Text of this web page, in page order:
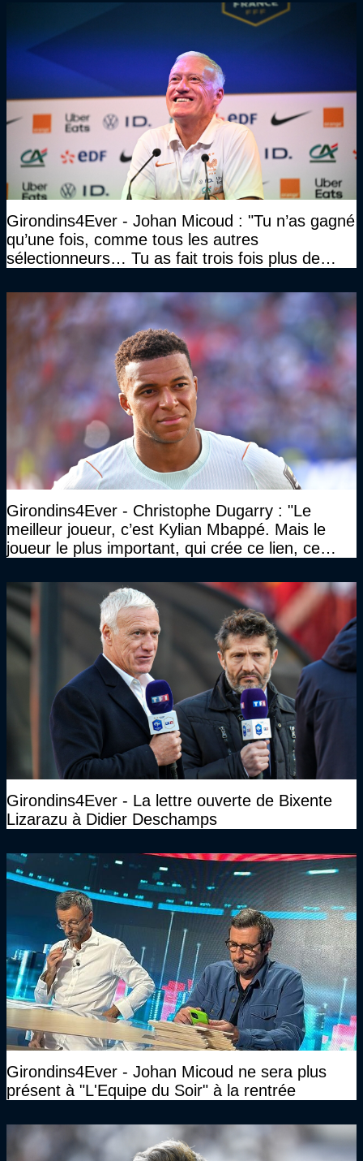
Girondins4Ever - Johan Micoud : "Tu n’as gagné
qu’une fois, comme tous les autres
sélectionneurs… Tu as fait trois fois plus de
Girondins4Ever - Christophe Dugarry : "Le
meilleur joueur, c’est Kylian Mbappé. Mais le
joueur le plus important, qui crée ce lien, ce
c’est Michael Olise"
Girondins4Ever - La lettre ouverte de Bixente
Lizarazu à Didier Deschamps
Girondins4Ever - Johan Micoud ne sera plus
présent à "L'Equipe du Soir" à la rentrée